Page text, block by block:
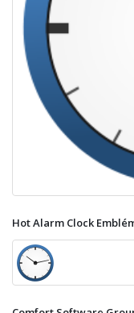
Hot Alarm Clock